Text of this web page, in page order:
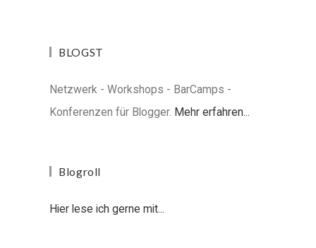
BLOGST
Netzwerk - Workshops - BarCamps -
Konferenzen für Blogger. Mehr erfahren...
Blogroll
Hier lese ich gerne mit...